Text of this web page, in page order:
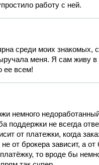
работу с ней.
среди моих знакомых,
меня. Я сам живу в
ее всем!
немного
поддержки не всегда
от платежки, когда
от брокера зависит, а
то вроде бы